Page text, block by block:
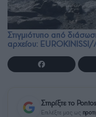
Στιγμιότυπο από
αρχείου:
Στηρίξτε το
Επιλέξτε μας ως